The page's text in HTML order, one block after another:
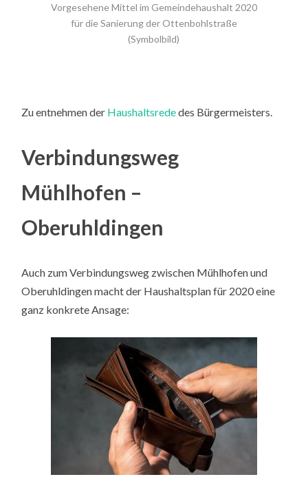
Vorgesehene Mittel im Gemeindehaushalt 2020
für die Sanierung der Ottenbohlstraße
(Symbolbild)
Zu entnehmen der Haushaltsrededes Bürgermeisters.
Verbindungsweg
Mühlhofen –
Oberuhldingen
Auch zum Verbindungsweg zwischen Mühlhofen und
Oberuhldingen macht der Haushaltsplan für 2020 eine
ganz konkrete Ansage: